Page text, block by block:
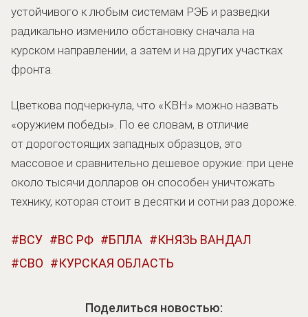
устойчивого к любым системам РЭБ и разведки
радикально изменило обстановку сначала на
курском направлении, а затем и на других участках
фронта.
Цветкова подчеркнула, что «КВН» можно назвать
«оружием победы». По ее словам, в отличие
от дорогостоящих западных образцов, это
массовое и сравнительно дешевое оружие: при цене
около тысячи долларов он способен уничтожать
технику, которая стоит в десятки и сотни раз дороже.
ВСУ ВС РФ БПЛА
КНЯЗЬ ВАНДАЛ
СВО
КУРСКАЯ ОБЛАСТЬ
Поделиться новостью: